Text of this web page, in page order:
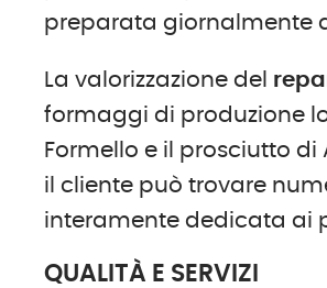
preparata giornalmente
La valorizzazione del
formaggi di produzione
Formello e il prosciutto
il cliente può trovare
interamente dedicata ai
QUALITÀ E SERVIZI